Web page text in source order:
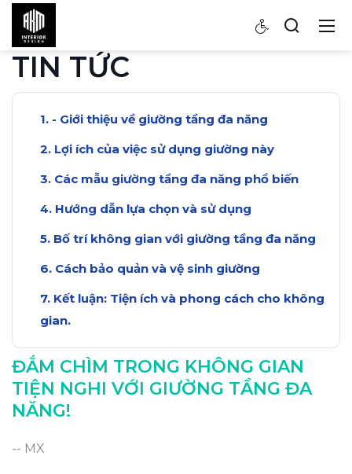
TIN TỨC
- Giới thiệu về giường tầng đa năng
Lợi ích của việc sử dụng giường này
Các mẫu giường tầng đa năng phổ biến
Hướng dẫn lựa chọn và sử dụng
Bố trí không gian với giường tầng đa năng
Cách bảo quản và vệ sinh giường
Kết luận: Tiện ích và phong cách cho không
gian.
ĐẮM CHÌM TRONG KHÔNG GIAN
TIỆN NGHI VỚI GIƯỜNG TẦNG ĐA
NĂNG!
-- MX